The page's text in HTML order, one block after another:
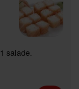
salade.